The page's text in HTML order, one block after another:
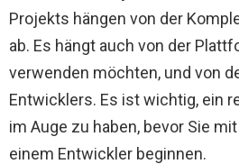
Projekts hängen von der
ab. Es hängt auch von der
verwenden möchten, und von
Entwicklers. Es ist wichtig, ein
im Auge zu haben, bevor Sie
einem Entwickler beginnen.